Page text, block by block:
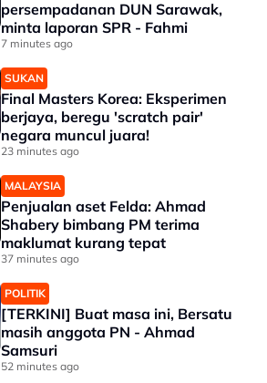
persempadanan DUN Sarawak,
minta laporan SPR - Fahmi
7 minutes ago
SUKAN
Final Masters Korea: Eksperimen
berjaya, beregu 'scratch pair'
negara muncul juara!
23 minutes ago
MALAYSIA
Penjualan aset Felda: Ahmad
Shabery bimbang PM terima
maklumat kurang tepat
37 minutes ago
POLITIK
[TERKINI] Buat masa ini, Bersatu
masih anggota PN - Ahmad
Samsuri
52 minutes ago